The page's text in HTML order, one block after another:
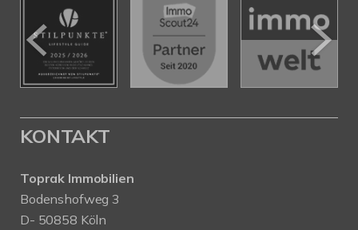
KONTAKT
Toprak Immobilien
Bodenshofweg 3
D- 50858 Köln